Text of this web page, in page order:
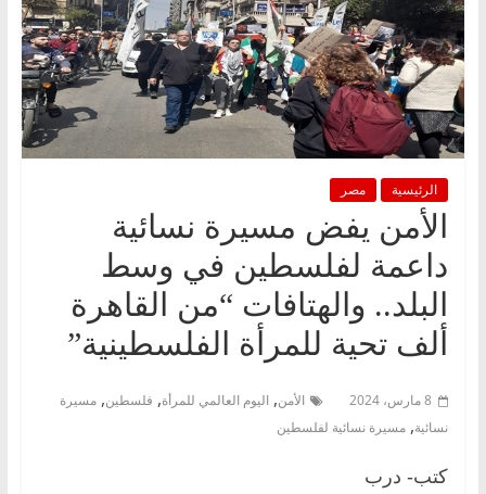
الرئيسية مصر
الأمن يفض مسيرة نسائية
داعمة لفلسطين في وسط
البلد.. والهتافات “من القاهرة
ألف تحية للمرأة الفلسطينية”
8 مارس، 2024 الأمن, اليوم العالمي للمرأة, فلسطين, مسيرة
نسائية, مسيرة نسائية لفلسطين
كتب- درب